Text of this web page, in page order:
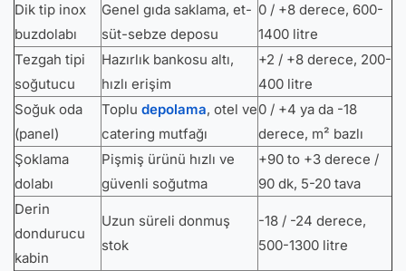
Dik tip inox
buzdolabı
Genel gıda saklama, et-
süt-sebze deposu
0 / +8 derece, 600-
1400 litre
Tezgah tipi
soğutucu
Hazırlık bankosu altı,
hızlı erişim
+2 / +8 derece, 200-
400 litre
Soğuk oda
(panel)
Toplu depolama, otel ve
catering mutfağı
0 / +4 ya da -18
derece, m² bazlı
Şoklama
dolabı
Pişmiş ürünü hızlı ve
güvenli soğutma
+90 to +3 derece /
90 dk, 5-20 tava
Derin
dondurucu
kabin
Uzun süreli donmuş
stok
-18 / -24 derece,
500-1300 litre